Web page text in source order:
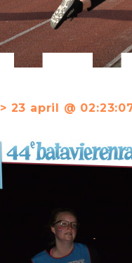
> 23 april @